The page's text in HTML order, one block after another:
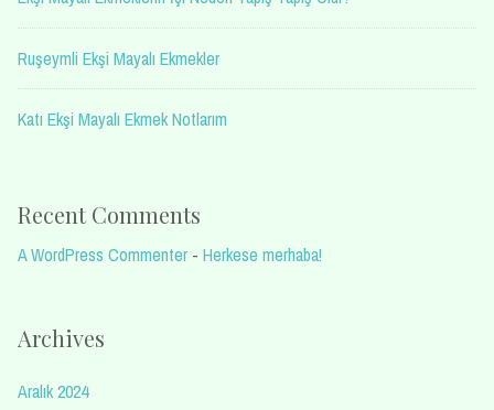
Ruşeymli Ekşi Mayalı Ekmekler
Katı Ekşi Mayalı Ekmek Notlarım
Recent Comments
A WordPress Commenter - Herkese merhaba!
Archives
Aralık 2024